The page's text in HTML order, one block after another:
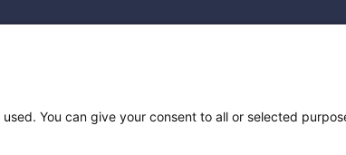
Postadresse:
You can give your consent to all or selected